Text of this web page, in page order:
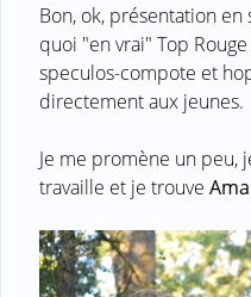
Bon, ok, présentation en
quoi "en vrai" Top
speculos-compote et
directement aux jeunes.
Je me promène un peu,
travaille et je trouve